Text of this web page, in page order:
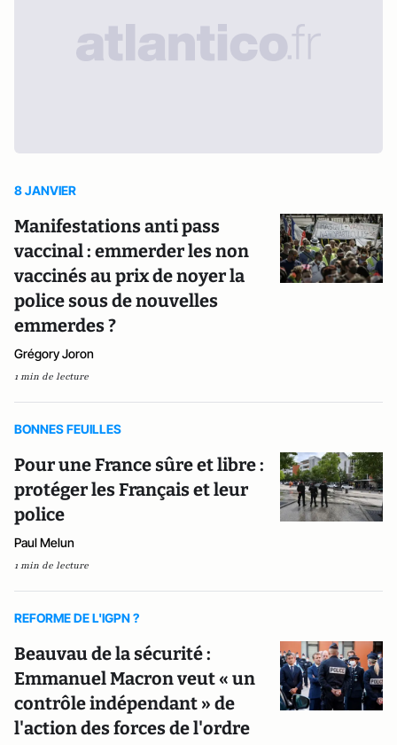
8 JANVIER
Manifestations anti pass
vaccinal : emmerder les non
vaccinés au prix de noyer la
police sous de nouvelles
emmerdes ?
Grégory Joron
1 min de lecture
BONNES FEUILLES
Pour une France sûre et libre :
protéger les Français et leur
police
Paul Melun
1 min de lecture
REFORME DE L'IGPN ?
Beauvau de la sécurité :
Emmanuel Macron veut « un
contrôle indépendant » de
l'action des forces de l'ordre